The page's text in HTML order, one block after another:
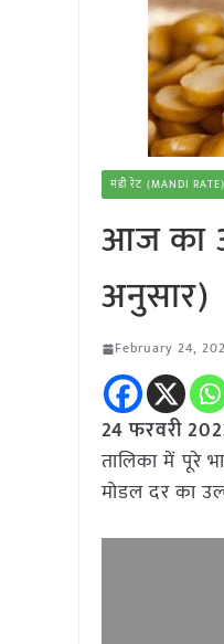
मंडी रेट (MANDI RATE)
आज का
अनुसार)
February 24,
24 फरवरी
तालिका में पूरे
मोडल दर का